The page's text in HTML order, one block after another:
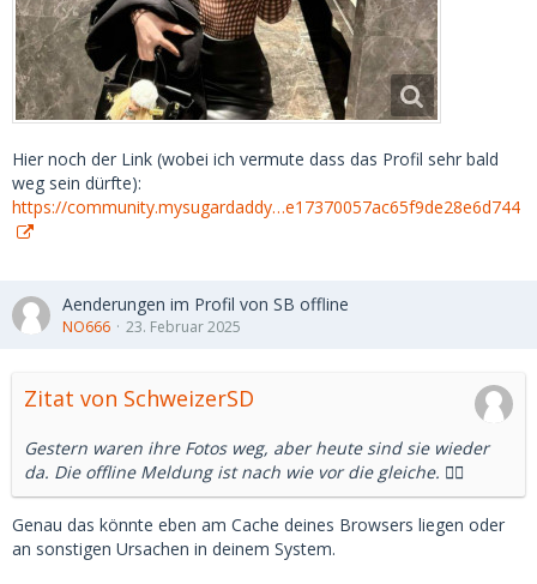
Hier noch der Link (wobei ich vermute dass das Profil sehr bald
weg sein dürfte):
https://community.mysugardaddy…e17370057ac65f9de28e6d744
Aenderungen im Profil von SB offline
NO666 23. Februar 2025
Zitat von SchweizerSD
Gestern waren ihre Fotos weg, aber heute sind sie wieder
da. Die offline Meldung ist nach wie vor die gleiche. 🤷‍♂️
Genau das könnte eben am Cache deines Browsers liegen oder
an sonstigen Ursachen in deinem System.